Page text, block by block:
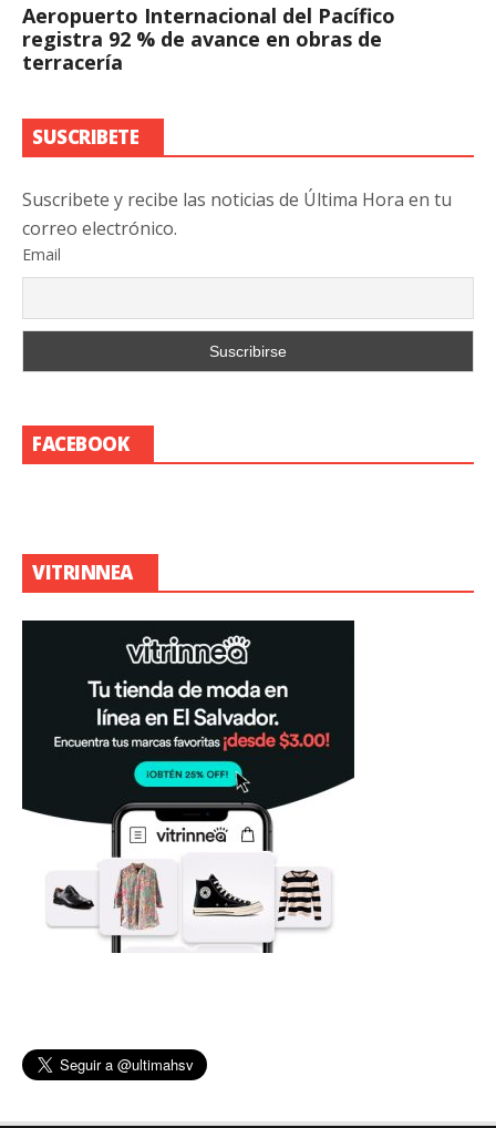
Aeropuerto Internacional del Pacífico
registra 92 % de avance en obras de
terracería
SUSCRIBETE
Suscribete y recibe las noticias de Última Hora en tu
correo electrónico.
Email
FACEBOOK
VITRINNEA